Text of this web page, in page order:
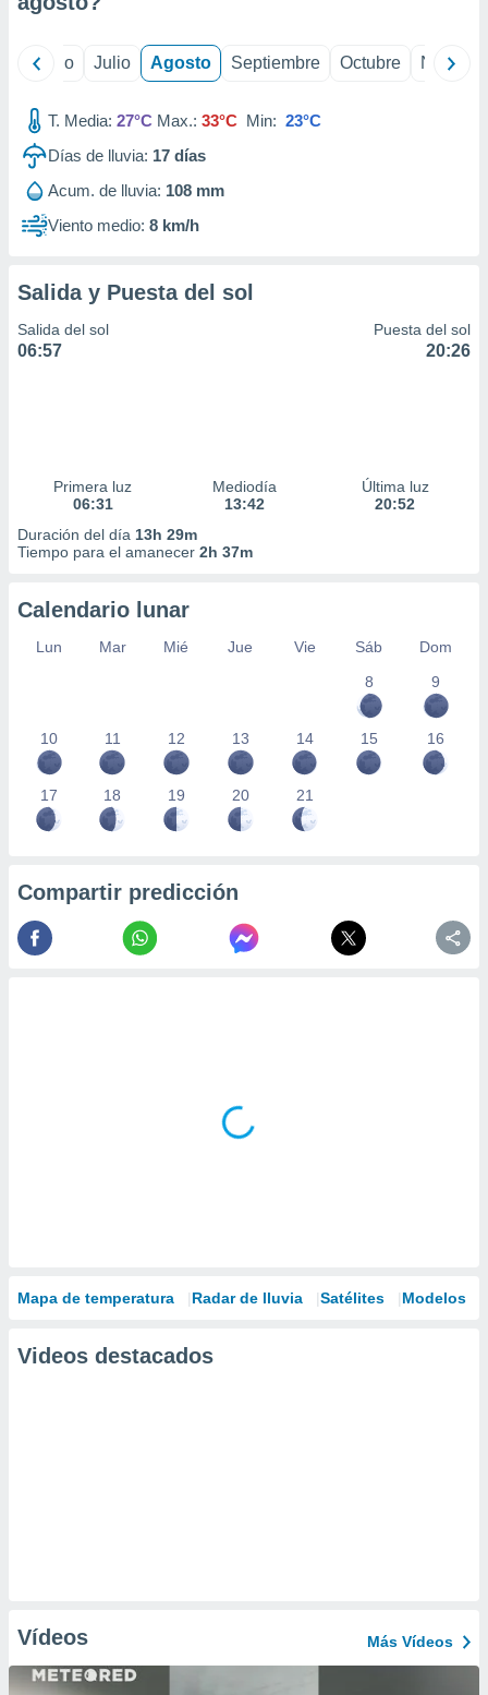
mediante
publicidad
publicidad
1199
Junio Julio Agosto Septiembre Octubre
T. Media: 27°C Max.: 33°C Min: 23°C
Días de lluvia: 17 días
Acum. de lluvia: 108 mm
Viento medio: 8 km/h
Salida y Puesta del sol
Salida del sol
06:57
Puesta del sol
20:26
Primera luz
06:31
Mediodía
13:42
Última luz
20:52
Duración del día 13h 29m
Tiempo para el amanecer 2h 37m
Calendario lunar
Lun Mar Mié Jue Vie Sáb
Dom
8
9
10 11 12 13 14 15 16
17 18 19 20 21
Compartir predicción
Mapa de temperatura Radar de lluvia Satélites Modelos
Videos destacados
Vídeos Más Vídeos